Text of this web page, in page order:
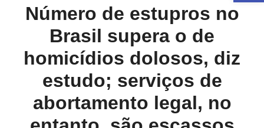
Número de estupros no
Brasil supera o de
homicídios dolosos, diz
estudo; serviços de
abortamento legal, no